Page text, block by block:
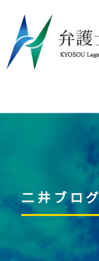
content
二井ブロ